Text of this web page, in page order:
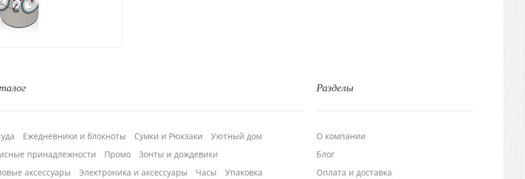
Разделы
О компании
Блог
Оплата и доставка
Ежедневники и блокноты Сумки и Рюкзаки
Уютный дом
принадлежности
Промо
Зонты и дождевики
аксессуары
Электроника и аксессуары Часы
Упаковка